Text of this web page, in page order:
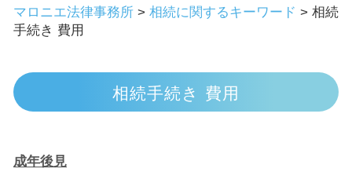
マロニエ法律事務所 > 相続に関するキーワード > 相続
手続き 費用
相続手続き 費用
成年後見